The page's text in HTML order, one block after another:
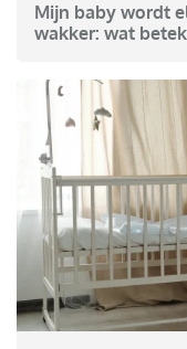
Mijn baby wordt
wakker: wat